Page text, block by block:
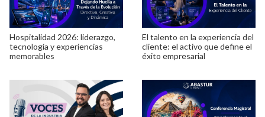
Hospitalidad 2026: liderazgo,
tecnología y experiencias
memorables
El talento en la experiencia del
cliente: el activo que define el
éxito empresarial